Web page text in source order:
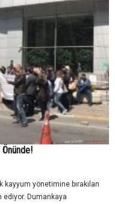
yönetimine bırakılan
Dumankaya